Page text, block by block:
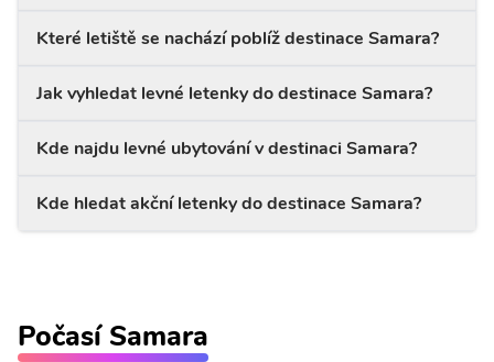
Které letiště se nachází poblíž destinace Samara?
Jak vyhledat levné letenky do destinace Samara?
Kde najdu levné ubytování v destinaci Samara?
Kde hledat akční letenky do destinace Samara?
Počasí Samara